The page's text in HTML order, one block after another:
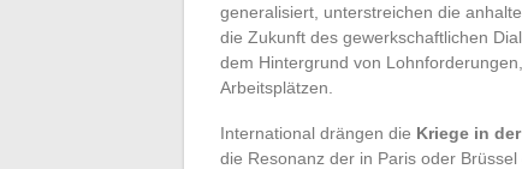
generalisiert, unterstreichen die
die Zukunft des gewerkschaftlichen
dem Hintergrund von
Arbeitsplätzen.
International drängen die Kriege in
die Resonanz der in Paris oder